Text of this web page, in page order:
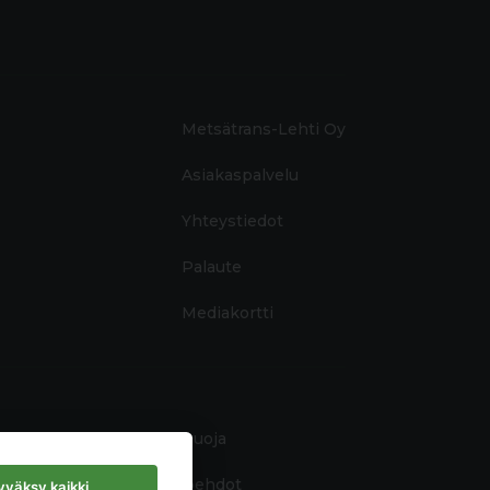
Metsätrans-Lehti Oy
Asiakaspalvelu
Yhteystiedot
Palaute
Mediakortti
Tietosuoja
Käyttöehdot